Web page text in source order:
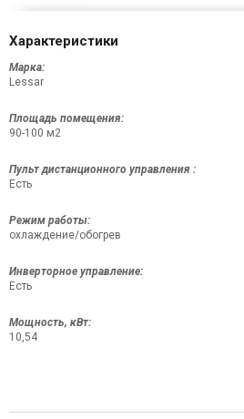
Характеристики
Марка:
Lessar
Площадь помещения:
90-100 м2
Пульт дистанционного управления :
Есть
Режим работы:
охлаждение/обогрев
Инверторное управление:
Есть
Мощность, кВт:
10,54